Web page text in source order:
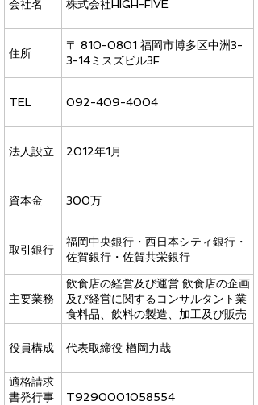
会社名 株式会社HIGH-FIVE
住所
〒 810-0801 福岡市博多区中洲3-
3-14ミスズビル3F
TEL 092-409-4004
法人設立 2012年1月
資本金 300万
取引銀行
福岡中央銀行・西日本シティ銀行・
佐賀銀行・佐賀共栄銀行
主要業務
飲食店の経営及び運営 飲食店の企画
及び経営に関するコンサルタント業
食料品、飲料の製造、加工及び販売
役員構成 代表取締役 楢岡力哉
適格請求
書発行事
T9290001058554